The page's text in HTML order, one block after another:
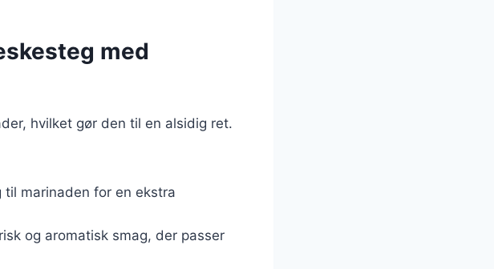
med
hvilket gør den til en alsidig ret.
marinaden for en ekstra
og aromatisk smag, der passer